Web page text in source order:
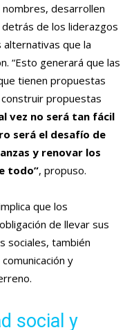
desarrollen
de los liderazgos
que la
“Esto generará que las
tienen propuestas
propuestas
vez no será tan fácil
será el desafío de
y renovar los
todo”, propuso.
que los
de llevar sus
sociales, también
y
social y